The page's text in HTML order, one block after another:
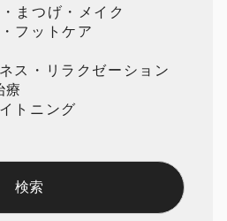
まつげ・メイク
フットケア
ス・リラクゼーション
療
トニング